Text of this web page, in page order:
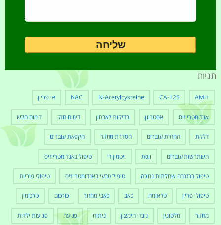
תגיות
AMH
CA-125
N-Acetylcysteine
NAC אי פריון
אנדומטריוזיס אסטרוגן בדיקות לאבחון דימום חזק דימום חלש
דלקת החזרת עוברים הסדרת מחזור הקפאת עוברים
השתרשות עוברים ווסת ויטמין די טיפול באנדומטריוזיס
טיפול ברזרבה שחלתית נמוכה טיפול טבעי באנדומטריוזיס טיפולי פוריות
טיפולי פריון טראומה כאב כאבי מחזור כורכום כורכומין
מחזור מלטונין נוגדי חימצון ניתוח פגיעה פגיעות ילדות